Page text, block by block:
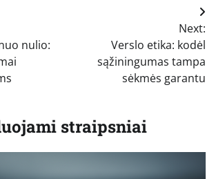
nulio:
Next:
Verslo etika: kodėl
sąžiningumas tampa
sėkmės garantu
straipsniai